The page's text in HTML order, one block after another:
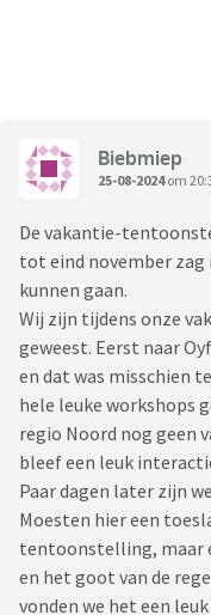
Biebmiep
25-08-2024om
De vakantie-
tot eind november zag
kunnen gaan.
Wij zijn tijdens onze
geweest. Eerst naar
en dat was misschien
hele leuke workshops
regio Noord nog geen
bleef een leuk
Paar dagen later zijn
Moesten hier een
tentoonstelling, maar
en het goot van de
vonden we het een